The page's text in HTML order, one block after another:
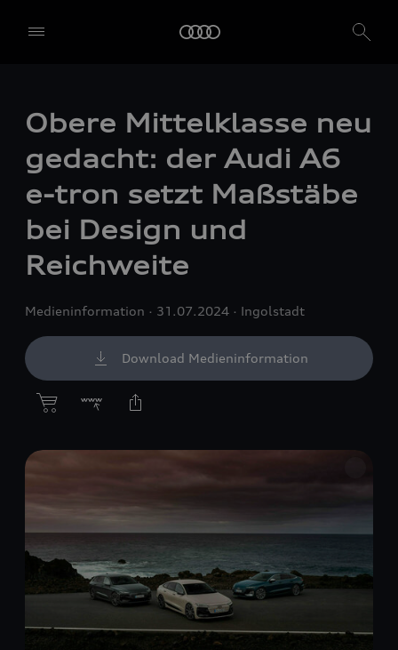
Obere Mittelklasse neu
gedacht: der Audi A6
e-tron setzt Maßstäbe
bei Design und
Reichweite
Medieninformation 31.07.2024 Ingolstadt
Download Medieninformation